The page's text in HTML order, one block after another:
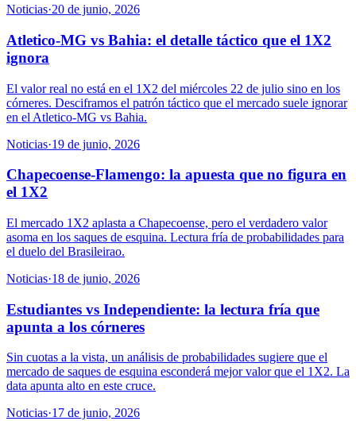
Noticias·20 de junio, 2026
Atletico-MG vs Bahia: el detalle táctico que el 1X2
ignora
El valor real no está en el 1X2 del miércoles 22 de julio sino en los
córneres. Desciframos el patrón táctico que el mercado suele ignorar
en el Atletico-MG vs Bahia.
Noticias·19 de junio, 2026
Chapecoense-Flamengo: la apuesta que no figura en
el 1X2
El mercado 1X2 aplasta a Chapecoense, pero el verdadero valor
asoma en los saques de esquina. Lectura fría de probabilidades para
el duelo del Brasileirao.
Noticias·18 de junio, 2026
Estudiantes vs Independiente: la lectura fría que
apunta a los córneres
Sin cuotas a la vista, un análisis de probabilidades sugiere que el
mercado de saques de esquina esconderá mejor valor que el 1X2. La
data apunta alto en este cruce.
Noticias·17 de junio, 2026